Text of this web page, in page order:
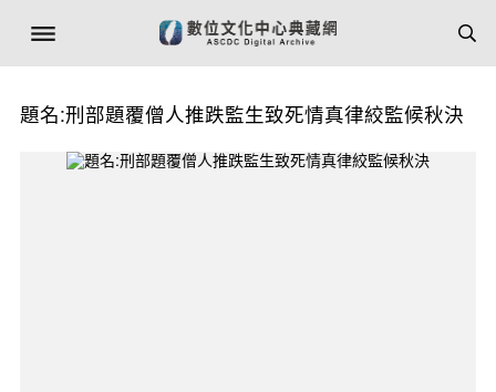
題名:刑部題覆僧人推跌監生致死情真律絞監候秋決